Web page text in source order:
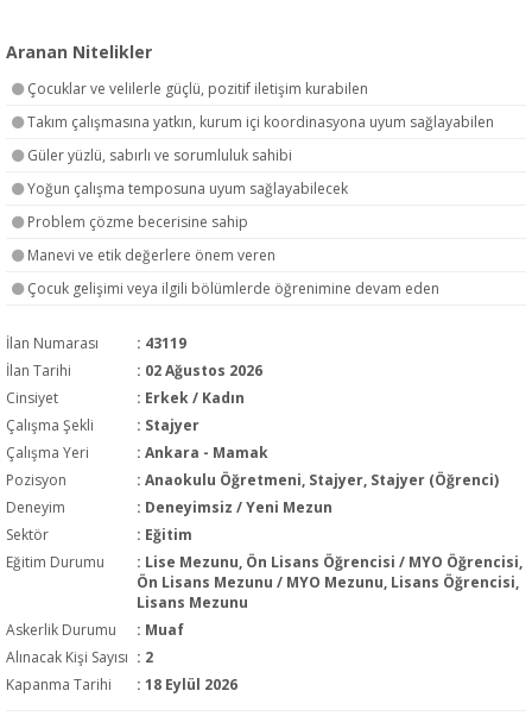
Aranan Nitelikler
Çocuklar ve velilerle güçlü, pozitif iletişim kurabilen
Takım çalışmasına yatkın, kurum içi koordinasyona uyum sağlayabilen
Güler yüzlü, sabırlı ve sorumluluk sahibi
Yoğun çalışma temposuna uyum sağlayabilecek
Problem çözme becerisine sahip
Manevi ve etik değerlere önem veren
Çocuk gelişimi veya ilgili bölümlerde öğrenimine devam eden
İlan Numarası
: 43119
İlan Tarihi
: 02 Ağustos 2026
Cinsiyet
: Erkek / Kadın
Çalışma Şekli
: Stajyer
Çalışma Yeri
: Ankara - Mamak
Pozisyon
: Anaokulu Öğretmeni, Stajyer, Stajyer (Öğrenci)
Deneyim
: Deneyimsiz / Yeni Mezun
Sektör
: Eğitim
Eğitim Durumu
: Lise Mezunu, Ön Lisans Öğrencisi / MYO Öğrencisi,
Ön Lisans Mezunu / MYO Mezunu, Lisans Öğrencisi,
Lisans Mezunu
Askerlik Durumu
: Muaf
Alınacak Kişi Sayısı : 2
Kapanma Tarihi
: 18 Eylül 2026